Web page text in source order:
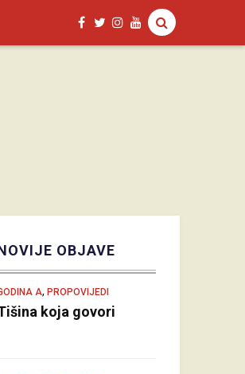
OBJAVE
A, PROPOVIJEDI
koja govori